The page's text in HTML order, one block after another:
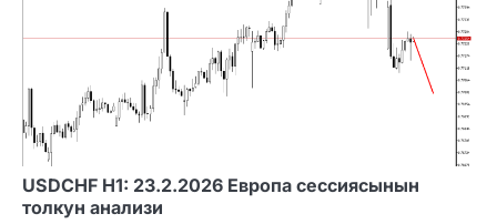
USDCHF H1: 23.2.2026 Европа сессиясынын
толкун анализи